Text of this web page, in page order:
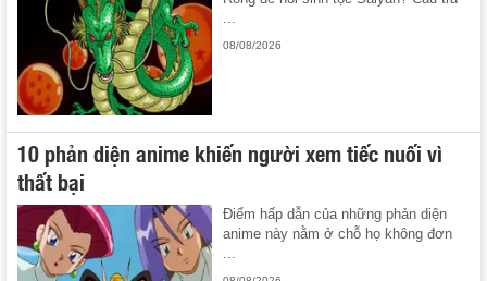
08/08/2026
10 phản diện anime khiến người xem tiếc nuối vì
thất bại
Điểm hấp dẫn của những phản diện
anime này nằm ở chỗ họ không đơn
...